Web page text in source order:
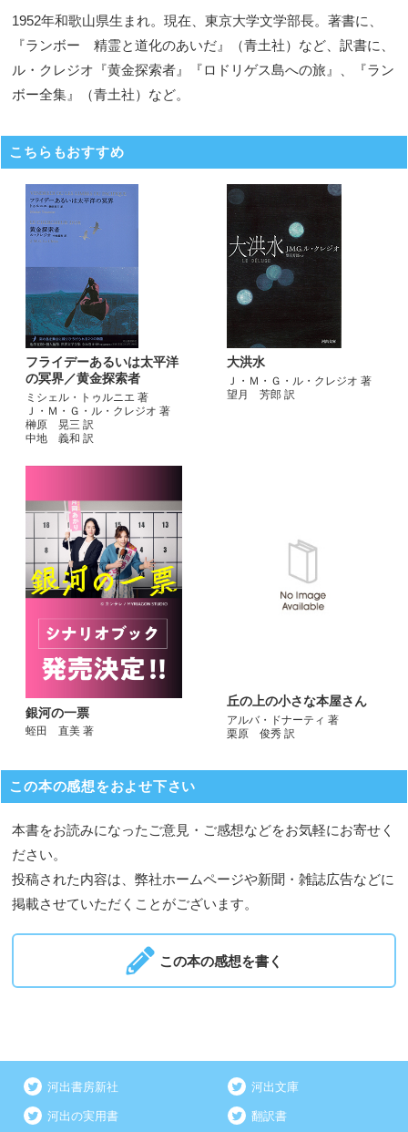
1952年和歌山県生まれ。現在、東京大学文学部長。著書に、
『ランボー 精霊と道化のあいだ』（青土社）など、訳書に、
ル・クレジオ『黄金探索者』『ロドリゲス島への旅』、『ラン
ボー全集』（青土社）など。
こちらもおすすめ
フライデーあるいは太平洋
の冥界／黄金探索者
ミシェル・トゥルニエ 著
Ｊ・Ｍ・Ｇ・ル・クレジオ 著
榊原 晃三 訳
中地 義和 訳
大洪水
Ｊ・Ｍ・Ｇ・ル・クレジオ 著
望月 芳郎 訳
銀河の一票
蛭田 直美 著
丘の上の小さな本屋さん
アルバ・ドナーティ 著
栗原 俊秀 訳
この本の感想をおよせ下さい
本書をお読みになったご意見・ご感想などをお気軽にお寄せく
ださい。
投稿された内容は、弊社ホームページや新聞・雑誌広告などに
掲載させていただくことがございます。
この本の感想を書く
河出書房新社 河出文庫
河出の実用書 翻訳書